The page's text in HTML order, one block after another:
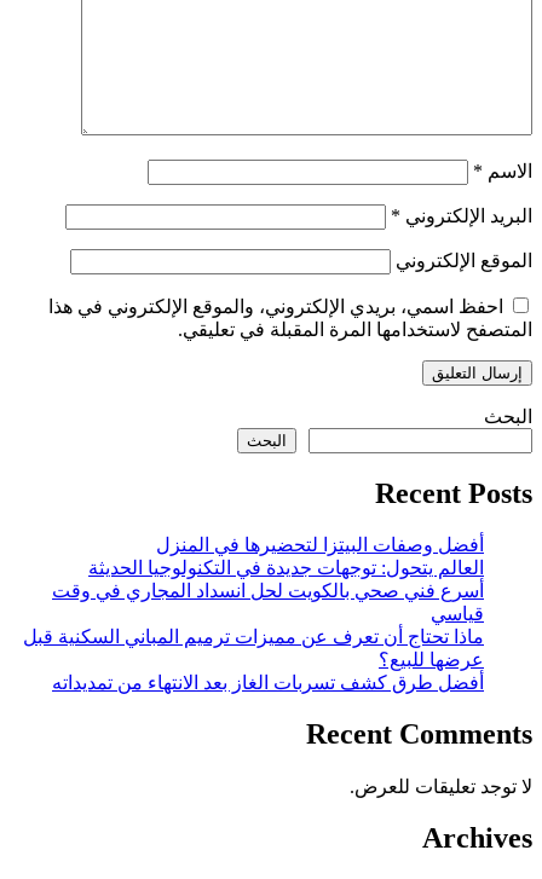
الاسم *
البريد الإلكتروني *
الموقع الإلكتروني
احفظ اسمي، بريدي الإلكتروني، والموقع الإلكتروني في هذا
المتصفح لاستخدامها المرة المقبلة في تعليقي.
البحث
البحث
Recent Posts
أفضل وصفات البيتزا لتحضيرها في المنزل
العالم يتحول: توجهات جديدة في التكنولوجيا الحديثة
أسرع فني صحي بالكويت لحل انسداد المجاري في وقت
قياسي
ماذا تحتاج أن تعرف عن مميزات ترميم المباني السكنية قبل
عرضها للبيع؟
أفضل طرق كشف تسربات الغاز بعد الانتهاء من تمديداته
Recent Comments
لا توجد تعليقات للعرض.
Archives